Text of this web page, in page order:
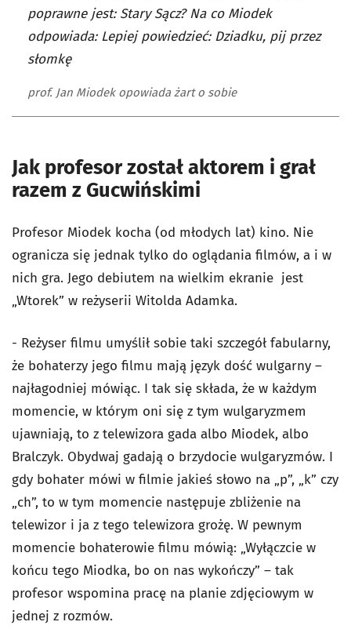
poprawne jest: Stary Sącz? Na co Miodek
odpowiada: Lepiej powiedzieć: Dziadku, pij przez
słomkę
prof. Jan Miodek opowiada żart o sobie
Jak profesor został aktorem i grał
razem z Gucwińskimi
Profesor Miodek kocha (od młodych lat) kino. Nie
ogranicza się jednak tylko do oglądania filmów, a i w
nich gra. Jego debiutem na wielkim ekranie jest
„Wtorek” w reżyserii Witolda Adamka.
- Reżyser filmu umyślił sobie taki szczegół fabularny,
że bohaterzy jego filmu mają język dość wulgarny –
najłagodniej mówiąc. I tak się składa, że w każdym
momencie, w którym oni się z tym wulgaryzmem
ujawniają, to z telewizora gada albo Miodek, albo
Bralczyk. Obydwaj gadają o brzydocie wulgaryzmów. I
gdy bohater mówi w filmie jakieś słowo na „p”, „k” czy
„ch”, to w tym momencie następuje zbliżenie na
telewizor i ja z tego telewizora grożę. W pewnym
momencie bohaterowie filmu mówią: „Wyłączcie w
końcu tego Miodka, bo on nas wykończy” – tak
profesor wspomina pracę na planie zdjęciowym w
jednej z rozmów.